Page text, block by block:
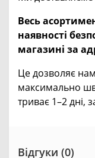
Весь
наявності
магазині за
Це дозволяє
максимально
триває 1–2 дні,
Відгуки (0)